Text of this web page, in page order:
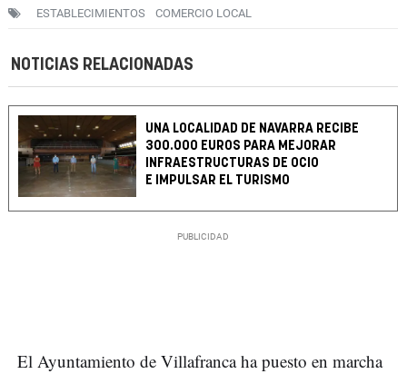
ESTABLECIMIENTOS COMERCIO LOCAL
NOTICIAS RELACIONADAS
UNA LOCALIDAD DE NAVARRA RECIBE
300.000 EUROS PARA MEJORAR
INFRAESTRUCTURAS DE OCIO
E IMPULSAR EL TURISMO
El Ayuntamiento de Villafranca ha puesto en marcha